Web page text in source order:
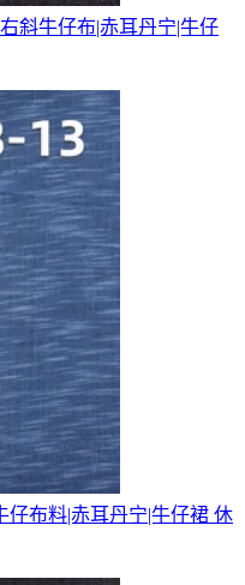
斜牛仔布|赤耳丹宁|牛仔
仔布料|赤耳丹宁|牛仔裙 休